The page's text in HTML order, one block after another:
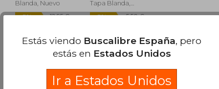
11,95 €
11,35 €
5%
dcto.
12,95 €
12,30 €
Blanda, Nuevo
Disponible
Tapa Blanda,
Nuevo
Estás viendo Buscalibre España, pero
estás en Estados Unidos
Ir a Estados Unidos